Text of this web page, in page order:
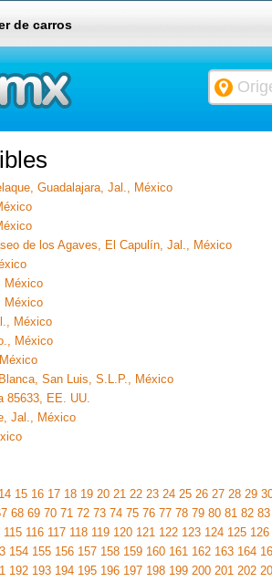
de carros
Guadalajara, Jal., México
de los Agaves, El Capulín, Jal., México
México
México
México
México
San Luis, S.L.P., México
85633, EE. UU.
Jal., México
14 15 16 17 18 19 20 21 22 23 24 25 26 27 28 29
68 69 70 71 72 73 74 75 76 77 78 79 80 81 82 83
115 116 117 118 119 120 121 122 123 124 125 126
154 155 156 157 158 159 160 161 162 163 164
192 193 194 195 196 197 198 199 200 201 202